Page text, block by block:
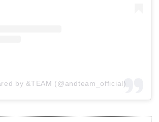
by &TEAM (@andteam_official)